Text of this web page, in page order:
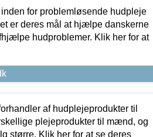
for problemløsende hudpleje
er deres mål at hjælpe danskerne
hudproblemer. Klik her for at
af hudplejeprodukter til
plejeprodukter til mænd, og
større. Klik her for at se deres